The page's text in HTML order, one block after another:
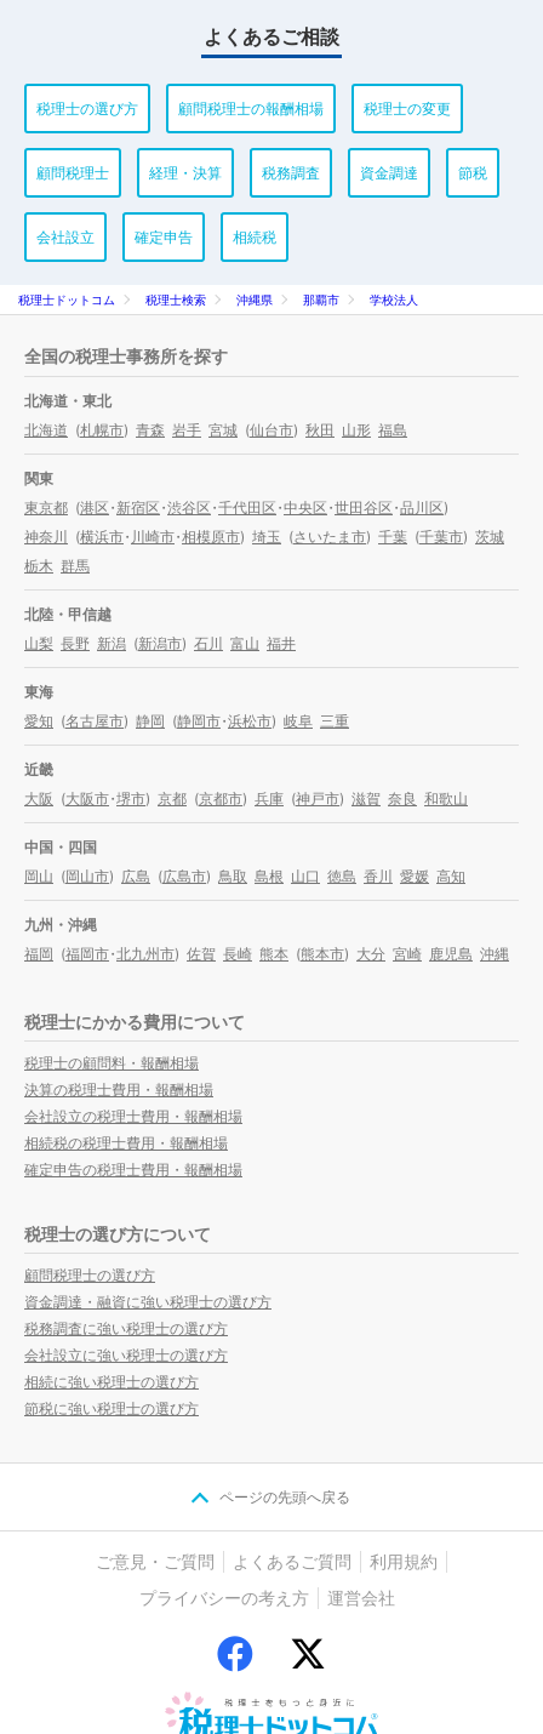
よくあるご相談
税理士の選び方 顧問税理士の報酬相場 税理士の変更
顧問税理士 経理・決算 税務調査 資金調達 節税
会社設立 確定申告 相続税
税理士ドットコム 税理士検索 沖縄県 那覇市 学校法人
全国の税理士事務所を探す
北海道・東北
北海道 (札幌市) 青森 岩手 宮城 (仙台市) 秋田 山形 福島
関東
東京都 (港区・新宿区・渋谷区・千代田区・中央区・世田谷区・品川区)
神奈川
(横浜市・川崎市・相模原市) 埼玉 (さいたま市) 千葉 (千葉市) 茨城
栃木 群馬
北陸・甲信越
山梨 長野 新潟 (新潟市) 石川 富山 福井
東海
愛知 (名古屋市) 静岡 (静岡市・浜松市) 岐阜 三重
近畿
大阪 (大阪市・堺市) 京都 (京都市) 兵庫 (神戸市) 滋賀 奈良 和歌山
中国・四国
岡山 (岡山市) 広島 (広島市) 鳥取 島根 山口 徳島 香川 愛媛 高知
九州・沖縄
福岡 (福岡市・北九州市) 佐賀 長崎 熊本 (熊本市) 大分 宮崎 鹿児島 沖縄
税理士にかかる費用について
税理士の顧問料・報酬相場
決算の税理士費用・報酬相場
会社設立の税理士費用・報酬相場
相続税の税理士費用・報酬相場
確定申告の税理士費用・報酬相場
税理士の選び方について
顧問税理士の選び方
資金調達・融資に強い税理士の選び方
税務調査に強い税理士の選び方
会社設立に強い税理士の選び方
相続に強い税理士の選び方
節税に強い税理士の選び方
ページの先頭へ戻る
ご意見・ご質問 よくあるご質問
利用規約
プライバシーの考え方
運営会社